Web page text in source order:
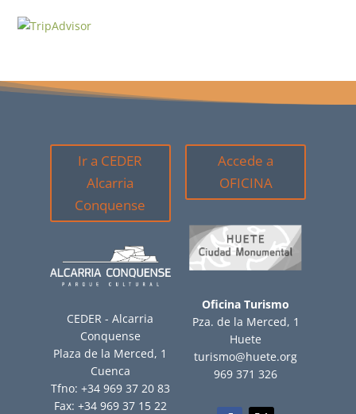
Ir a CEDER
Alcarria
Conquense
CEDER - Alcarria
Conquense
Plaza de la Merced, 1
Cuenca
Tfno: +34 969 37 20 83
Fax: +34 969 37 15 22
Accede a
OFICINA
Oficina Turismo
Pza. de la Merced, 1
Huete
turismo@huete.org
969 371 326